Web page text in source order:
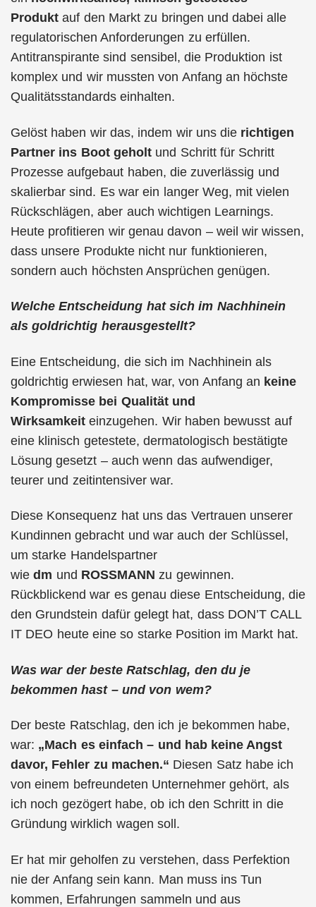
Produkt auf den Markt zu bringen und dabei alle
regulatorischen Anforderungen zu erfüllen.
Antitranspirante sind sensibel, die Produktion ist
komplex und wir mussten von Anfang an höchste
Qualitätsstandards einhalten.
Gelöst haben wir das, indem wir uns die richtigen
Partner ins Boot geholtund Schritt für Schritt
Prozesse aufgebaut haben, die zuverlässig und
skalierbar sind. Es war ein langer Weg, mit vielen
Rückschlägen, aber auch wichtigen Learnings.
Heute profitieren wir genau davon – weil wir wissen,
dass unsere Produkte nicht nur funktionieren,
sondern auch höchsten Ansprüchen genügen.
Welche Entscheidung hat sich im Nachhinein
als goldrichtig herausgestellt?
Eine Entscheidung, die sich im Nachhinein als
goldrichtig erwiesen hat, war, von Anfang an keine
Kompromisse bei Qualität und
Wirksamkeit einzugehen. Wir haben bewusst auf
eine klinisch getestete, dermatologisch bestätigte
Lösung gesetzt – auch wenn das aufwendiger,
teurer und zeitintensiver war.
Diese Konsequenz hat uns das Vertrauen unserer
Kundinnen gebracht und war auch der Schlüssel,
um starke Handelspartner
wiedm und ROSSMANN zu gewinnen.
Rückblickend war es genau diese Entscheidung, die
den Grundstein dafür gelegt hat, dass DON’T CALL
IT DEO heute eine so starke Position im Markt hat.
Was war der beste Ratschlag, den du je
bekommen hast – und von wem?
Der beste Ratschlag, den ich je bekommen habe,
war: „Mach es einfach – und hab keine Angst
davor, Fehler zu machen.“ Diesen Satz habe ich
von einem befreundeten Unternehmer gehört, als
ich noch gezögert habe, ob ich den Schritt in die
Gründung wirklich wagen soll.
Er hat mir geholfen zu verstehen, dass Perfektion
nie der Anfang sein kann. Man muss ins Tun
kommen, Erfahrungen sammeln und aus